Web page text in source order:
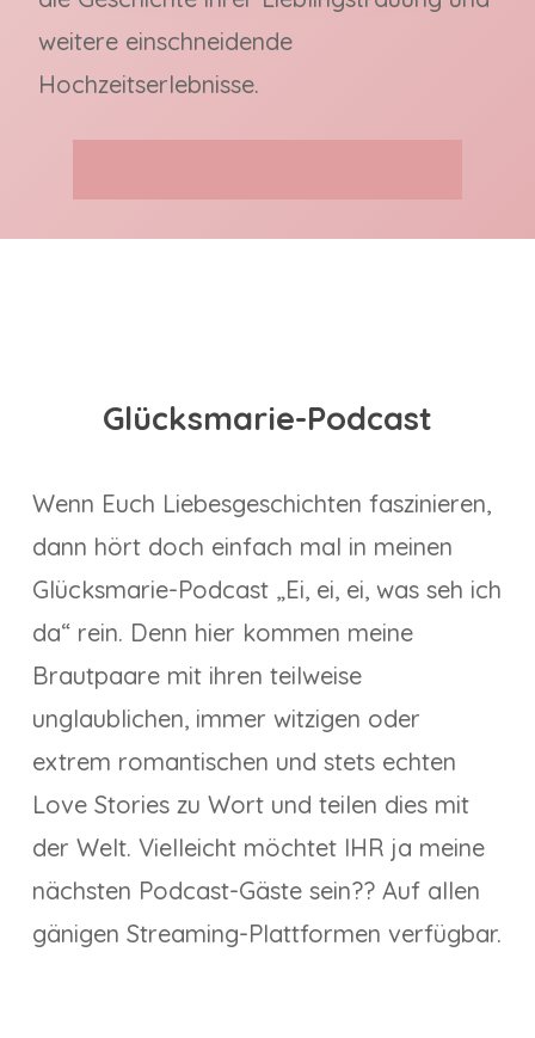
weitere einschneidende
Hochzeitserlebnisse.
Glücksmarie-Podcast
Wenn Euch Liebesgeschichten faszinieren,
dann hört doch einfach mal in meinen
Glücksmarie-Podcast „Ei, ei, ei, was seh ich
da“ rein. Denn hier kommen meine
Brautpaare mit ihren teilweise
unglaublichen, immer witzigen oder
extrem romantischen und stets echten
Love Stories zu Wort und teilen dies mit
der Welt. Vielleicht möchtet IHR ja meine
nächsten Podcast-Gäste sein?? Auf allen
gänigen Streaming-Plattformen verfügbar.